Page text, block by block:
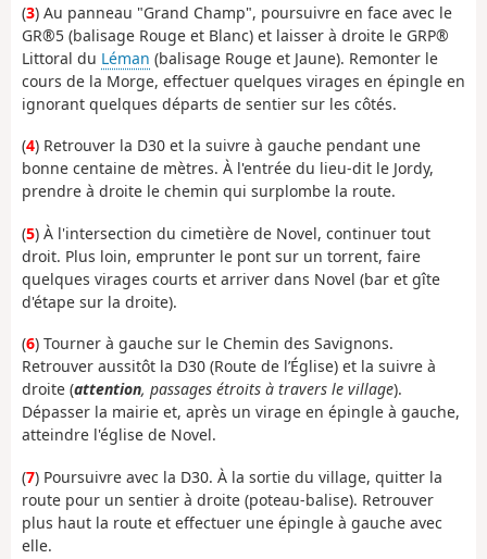
(3) Au panneau "Grand Champ", poursuivre en face avec le
GR®5 (balisage Rouge et Blanc) et laisser à droite le GRP®
Littoral du Léman (balisage Rouge et Jaune). Remonter le
cours de la Morge, effectuer quelques virages en épingle en
ignorant quelques départs de sentier sur les côtés.
(4) Retrouver la D30 et la suivre à gauche pendant une
bonne centaine de mètres. À l'entrée du lieu-dit le Jordy,
prendre à droite le chemin qui surplombe la route.
(5) À l'intersection du cimetière de Novel, continuer tout
droit. Plus loin, emprunter le pont sur un torrent, faire
quelques virages courts et arriver dans Novel (bar et gîte
d'étape sur la droite).
(6) Tourner à gauche sur le Chemin des Savignons.
Retrouver aussitôt la D30 (Route de l’Église) et la suivre à
droite (attention, passages étroits à travers le village).
Dépasser la mairie et, après un virage en épingle à gauche,
atteindre l'église de Novel.
(7) Poursuivre avec la D30. À la sortie du village, quitter la
route pour un sentier à droite (poteau-balise). Retrouver
plus haut la route et effectuer une épingle à gauche avec
elle.